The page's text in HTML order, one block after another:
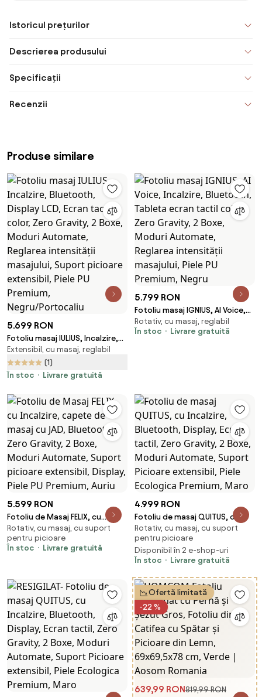
Istoricul prețurilor
Descrierea produsului
Specificații
Recenzii
Produse similare
5.699 RON
Fotoliu masaj IULIUS, Incalzire,
Bluetooth, Display LCD, Ecran
tactil color, Zero Gravity, 2
Boxe, Moduri Automate,
Suport picioare extensibil, Piele
PU Premium, Negru/Portocaliu
Extensibil, cu masaj, reglabil
(1)
În stoc
Livrare gratuită
5.799 RON
Fotoliu masaj IGNIUS, AI Voice,
Incalzire, Bluetooth, Tableta
ecran tactil color, Zero Gravity,
Rotativ, cu masaj, reglabil
În stoc
Livrare gratuită
5.599 RON
Fotoliu de Masaj FELIX, cu
Incalzire, capete de masaj cu
JAD, Bluetooth, Zero Gravity, 2
Boxe, Moduri Automate,
Rotativ, cu masaj, cu suport
pentru picioare
În stoc
Livrare gratuită
4.999 RON
Fotoliu de masaj QUITUS, cu
Incalzire, Bluetooth, Display,
Ecran tactil, Zero Gravity, 2
Boxe, Moduri Automate,
Suport Picioare extensibil, Piele
Ecologica Premium, Maro
Rotativ, cu masaj, cu suport
pentru picioare
Disponibil în 2 e-shop-uri
În stoc
Livrare gratuită
Ofertă limitată
-22 %
639,99 RON819,99 RON